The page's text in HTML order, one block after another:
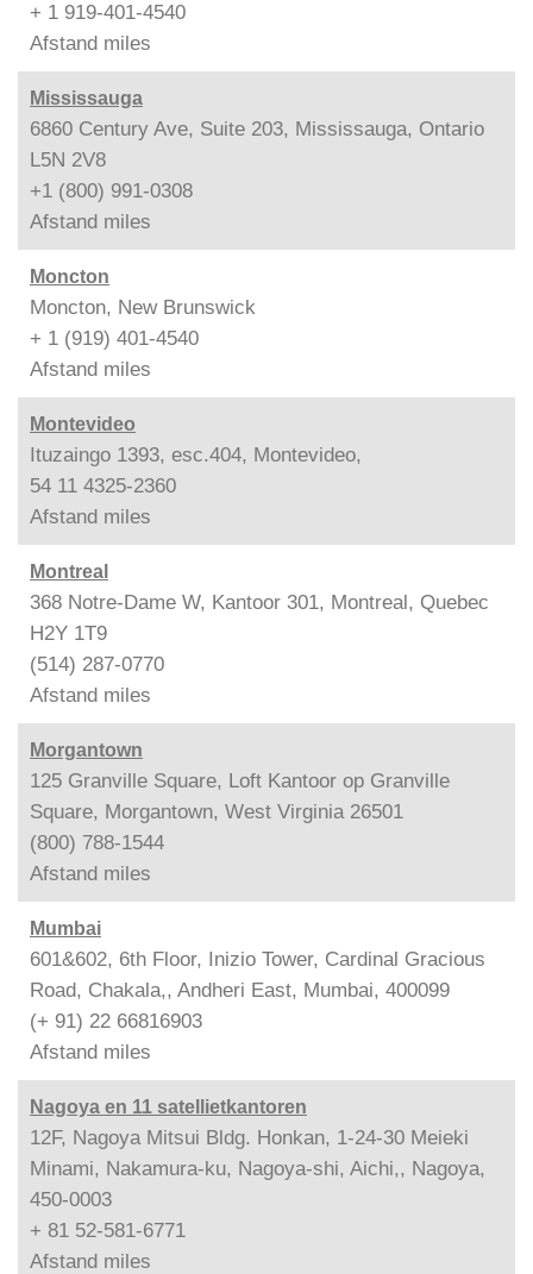
+ 1 919-401-4540
Afstand miles
Mississauga
6860 Century Ave, Suite 203, Mississauga, Ontario
L5N 2V8
+1 (800) 991-0308
Afstand miles
Moncton
Moncton, New Brunswick
+ 1 (919) 401-4540
Afstand miles
Montevideo
Ituzaingo 1393, esc.404, Montevideo,
54 11 4325-2360
Afstand miles
Montreal
368 Notre-Dame W, Kantoor 301, Montreal, Quebec
H2Y 1T9
(514) 287-0770
Afstand miles
Morgantown
125 Granville Square, Loft Kantoor op Granville
Square, Morgantown, West Virginia 26501
(800) 788-1544
Afstand miles
Mumbai
601&602, 6th Floor, Inizio Tower, Cardinal Gracious
Road, Chakala,, Andheri East, Mumbai, 400099
(+ 91) 22 66816903
Afstand miles
Nagoya en 11 satellietkantoren
12F, Nagoya Mitsui Bldg. Honkan, 1-24-30 Meieki
Minami, Nakamura-ku, Nagoya-shi, Aichi,, Nagoya,
450-0003
+ 81 52-581-6771
Afstand miles